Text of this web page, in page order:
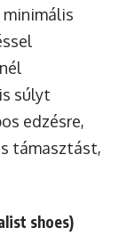
súlyt
edzésre,
támasztást,
shoes)